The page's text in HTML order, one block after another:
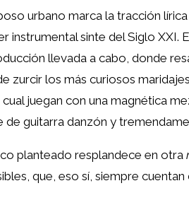
urbano marca la tracción
instrumental sinte del Siglo XXI.
llevada a cabo, donde
zurcir los más curiosos
juegan con una magnética
de guitarra danzón y
planteado resplandece en otra
que, eso sí, siempre